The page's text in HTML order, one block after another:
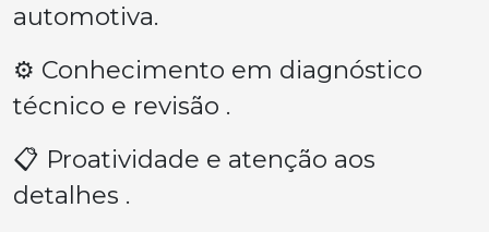
automotiva.
⚙️ Conhecimento em diagnóstico
técnico e revisão .
📋 Proatividade e atenção aos
detalhes .